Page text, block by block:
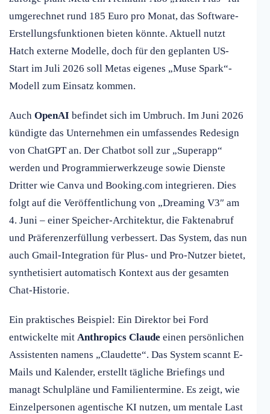
umgerechnet rund 185 Euro pro Monat, das Software-
Erstellungsfunktionen bieten könnte. Aktuell nutzt
Hatch externe Modelle, doch für den geplanten US-
Start im Juli 2026 soll Metas eigenes „Muse Spark“-
Modell zum Einsatz kommen.
Auch OpenAI befindet sich im Umbruch. Im Juni 2026
kündigte das Unternehmen ein umfassendes Redesign
von ChatGPT an. Der Chatbot soll zur „Superapp“
werden und Programmierwerkzeuge sowie Dienste
Dritter wie Canva und Booking.com integrieren. Dies
folgt auf die Veröffentlichung von „Dreaming V3″ am
4. Juni – einer Speicher-Architektur, die Faktenabruf
und Präferenzerfüllung verbessert. Das System, das nun
auch Gmail-Integration für Plus- und Pro-Nutzer bietet,
synthetisiert automatisch Kontext aus der gesamten
Chat-Historie.
Ein praktisches Beispiel: Ein Direktor bei Ford
entwickelte mit Anthropics Claude einen persönlichen
Assistenten namens „Claudette“. Das System scannt E-
Mails und Kalender, erstellt tägliche Briefings und
managt Schulpläne und Familientermine. Es zeigt, wie
Einzelpersonen agentische KI nutzen, um mentale Last